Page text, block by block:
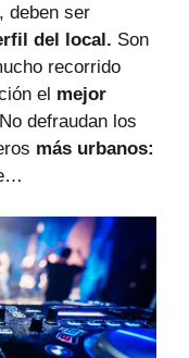
deben ser
del local. Son
recorrido
el mejor
No defraudan los
más urbanos: